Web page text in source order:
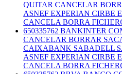
QUITAR CANCELAR
ASNEF EXPERIAN CIRBE
CANCELA BORRA
650335762 BANKINTER
CANCELAR BORRAR
CAIXABANK SABADELL
ASNEF EXPERIAN CIRBE
CANCELA BORRA